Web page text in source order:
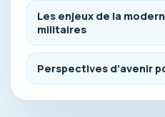
Les enjeux de la
militaires
Perspectives d’avenir